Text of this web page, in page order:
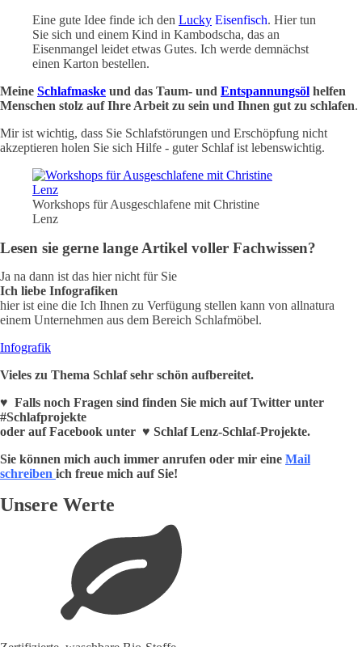
Eine gute Idee finde ich den Lucky Eisenfisch. Hier tun
Sie sich und einem Kind in Kambodscha, das an
Eisenmangel leidet etwas Gutes. Ich werde demnächst
einen Karton bestellen.
Meine Schlafmaske und das Taum- und Entspannungsöl helfen
Menschen stolz auf Ihre Arbeit zu sein und Ihnen gut zu schlafen.
Mir ist wichtig, dass Sie Schlafstörungen und Erschöpfung nicht
akzeptieren holen Sie sich Hilfe - guter Schlaf ist lebenswichtig.
Workshops für Ausgeschlafene mit Christine
Lenz
Lesen sie gerne lange Artikel voller Fachwissen?
Ja na dann ist das hier nicht für Sie
Ich liebe Infografiken
hier ist eine die Ich Ihnen zu Verfügung stellen kann von allnatura
einem Unternehmen aus dem Bereich Schlafmöbel.
Infografik
Vieles zu Thema Schlaf sehr schön aufbereitet.
♥ Falls noch Fragen sind finden Sie mich auf Twitter unter
#Schlafprojekte
oder auf Facebook unter ♥ Schlaf Lenz-Schlaf-Projekte.
Sie können mich auch immer anrufen oder mir eine Mail
schreiben ich freue mich auf Sie!
Unsere Werte